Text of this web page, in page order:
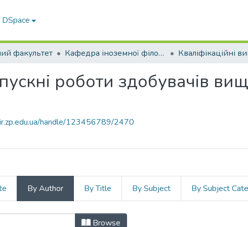
факультет Кафедра іноземної філології та перекладу (Кафедра ІФ та П)
роботи здобувачів
handle/123456789/2470
By Author By Title By Subject By Subject
Browse